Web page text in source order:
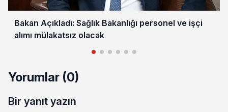
Bakan Açıkladı: Sağlık Bakanlığı personel ve işçi
alımı mülakatsız olacak
Yorumlar (0)
Bir yanıt yazın